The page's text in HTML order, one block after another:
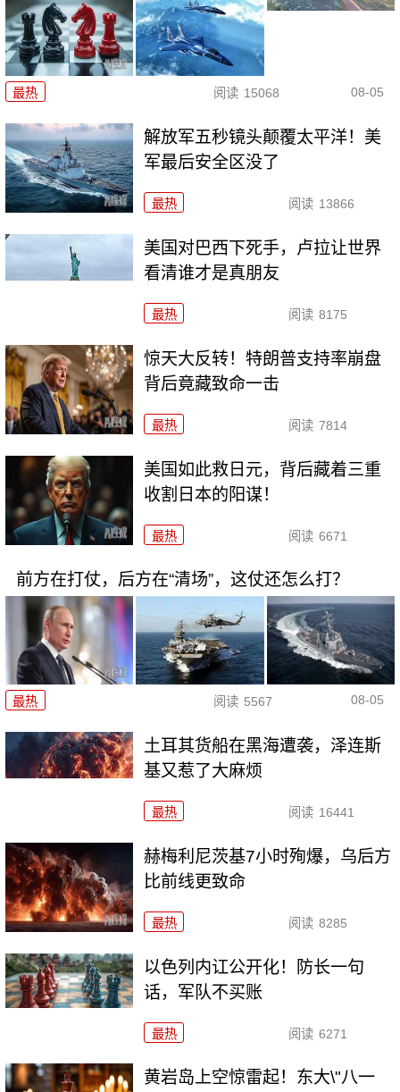
最热 阅读 15068 08-05
解放军五秒镜头颠覆太平洋！美
军最后安全区没了
最热 阅读 13866
美国对巴西下死手，卢拉让世界
看清谁才是真朋友
最热 阅读 8175
惊天大反转！特朗普支持率崩盘
背后竟藏致命一击
最热 阅读 7814
美国如此救日元，背后藏着三重
收割日本的阳谋！
最热 阅读 6671
前方在打仗，后方在“清场”，这仗还怎么打？
最热 阅读 5567 08-05
土耳其货船在黑海遭袭，泽连斯
基又惹了大麻烦
最热 阅读 16441
赫梅利尼茨基7小时殉爆，乌后方
比前线更致命
最热 阅读 8285
以色列内讧公开化！防长一句
话，军队不买账
最热 阅读 6271
黄岩岛上空惊雷起！东大\"八一